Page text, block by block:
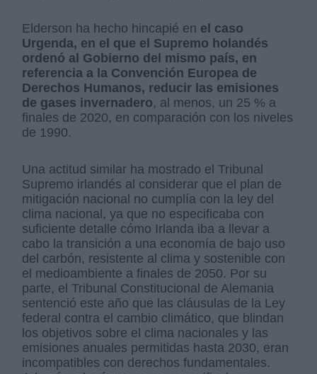
Elderson ha hecho hincapié en el caso
Urgenda, en el que el Supremo holandés
ordenó al Gobierno del mismo país, en
referencia a la Convención Europea de
Derechos Humanos, reducir las emisiones
de gases invernadero, al menos, un 25 % a
finales de 2020, en comparación con los niveles
de 1990.
Una actitud similar ha mostrado el Tribunal
Supremo irlandés al considerar que el plan de
mitigación nacional no cumplía con la ley del
clima nacional, ya que no especificaba con
suficiente detalle cómo Irlanda iba a llevar a
cabo la transición a una economía de bajo uso
del carbón, resistente al clima y sostenible con
el medioambiente a finales de 2050. Por su
parte, el Tribunal Constitucional de Alemania
sentenció este año que las cláusulas de la Ley
federal contra el cambio climático, que blindan
los objetivos sobre el clima nacionales y las
emisiones anuales permitidas hasta 2030, eran
incompatibles con derechos fundamentales.